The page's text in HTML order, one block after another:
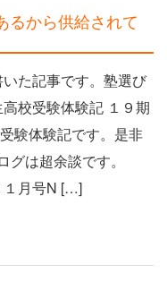
から供給されて
た記事です。塾選び
校受験体験記 １９期
験体験記です。是非
は超余談です。
１月号N […]